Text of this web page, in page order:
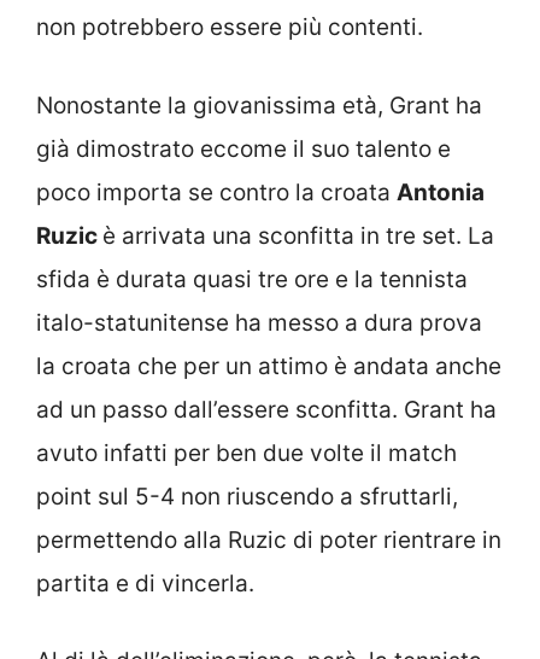
non potrebbero essere più contenti.
Nonostante la giovanissima età, Grant ha
già dimostrato eccome il suo talento e
poco importa se contro la croata Antonia
Ruzic è arrivata una sconfitta in tre set. La
sfida è durata quasi tre ore e la tennista
italo-statunitense ha messo a dura prova
la croata che per un attimo è andata anche
ad un passo dall’essere sconfitta. Grant ha
avuto infatti per ben due volte il match
point sul 5-4 non riuscendo a sfruttarli,
permettendo alla Ruzic di poter rientrare in
partita e di vincerla.